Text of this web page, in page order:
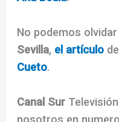
No podemos
Sevilla, el artículo
Cueto.
Canal Sur